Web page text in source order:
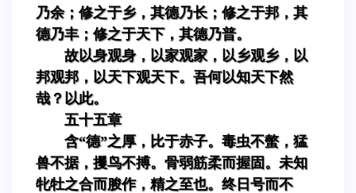
乃余；修之于乡，其德乃长；修之于邦，其
德乃丰；修之于天下，其德乃普。
故以身观身，以家观家，以乡观乡，以
邦观邦，以天下观天下。吾何以知天下然
哉？以此。
五十五章
含“德”之厚，比于赤子。毒虫不螫，猛
兽不据，攫鸟不搏。骨弱筋柔而握固。未知
牝牡之合而朘作，精之至也。终日号而不